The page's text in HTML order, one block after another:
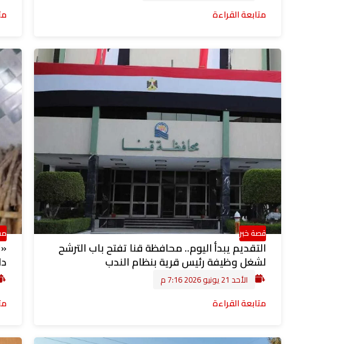
متابعة القراءة
قصة خبر
التقديم يبدأ اليوم.. محافظة قنا تفتح باب الترشح
لشغل وظيفة رئيس قرية بنظام الندب
الأحد 21 يونيو 2026 7:16 م
متابعة القراءة